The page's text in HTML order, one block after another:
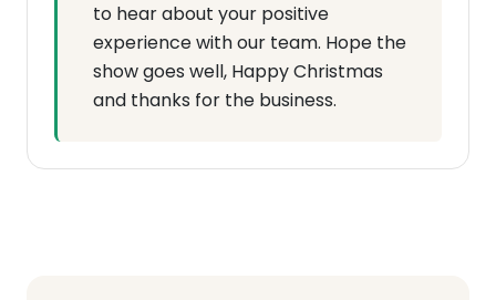
to hear about your positive
experience with our team. Hope the
show goes well, Happy Christmas
and thanks for the business.